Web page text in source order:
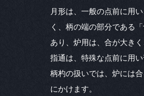
月形は、一般の点前に用
く、柄の端の部分である
あり、炉用は、合が大き
指通は、特殊な点前に用い
柄杓の扱いでは、炉には
にかけます。